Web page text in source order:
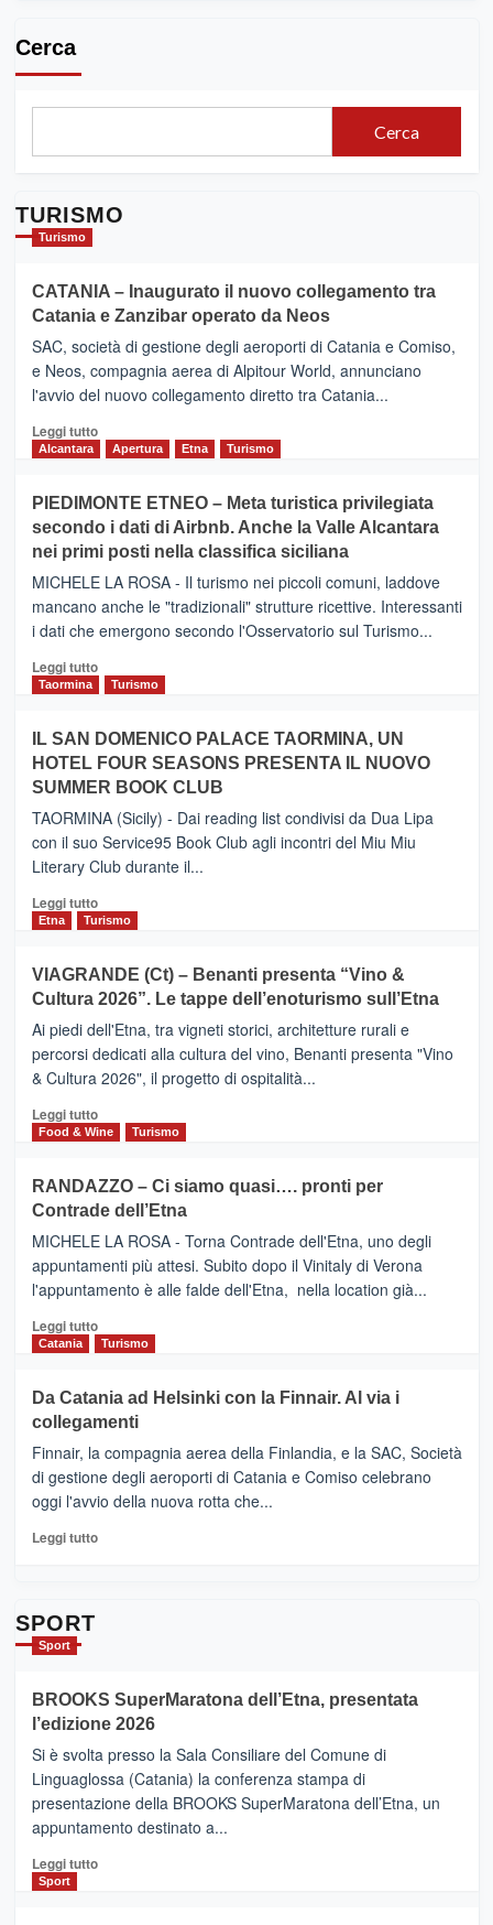
Cerca
Cerca
TURISMO
Turismo
CATANIA – Inaugurato il nuovo collegamento tra
Catania e Zanzibar operato da Neos
SAC, società di gestione degli aeroporti di Catania e Comiso,
e Neos, compagnia aerea di Alpitour World, annunciano
l'avvio del nuovo collegamento diretto tra Catania...
Leggi tuttoLeggi
CATANIA
–
Inaugurato
il
nuovo
collegamento
tra
e
Zanzibar
da
Neos
Alcantara Apertura Etna Turismo
PIEDIMONTE ETNEO – Meta turistica privilegiata
secondo i dati di Airbnb. Anche la Valle Alcantara
nei primi posti nella classifica siciliana
MICHELE LA ROSA - Il turismo nei piccoli comuni, laddove
mancano anche le "tradizionali" strutture ricettive. Interessanti
i dati che emergono secondo l'Osservatorio sul Turismo...
Leggi tuttoLeggi
PIEDIMONTE
ETNEO
–
Meta
turistica
privilegiata
secondo
dati
di
Anche
la
Alcantara
nei
primi
nella
classifica
Taormina Turismo
IL SAN DOMENICO PALACE TAORMINA, UN
HOTEL FOUR SEASONS PRESENTA IL NUOVO
SUMMER BOOK CLUB
TAORMINA (Sicily) - Dai reading list condivisi da Dua Lipa
con il suo Service95 Book Club agli incontri del Miu Miu
Literary Club durante il...
Leggi tuttoLeggi
di
IL
SAN
DOMENICO
PALACE
TAORMINA,
UN
HOTEL
FOUR
IL
NUOVO
SUMMER
CLUB
Etna Turismo
VIAGRANDE (Ct) – Benanti presenta “Vino &
Cultura 2026”. Le tappe dell’enoturismo sull’Etna
Ai piedi dell'Etna, tra vigneti storici, architetture rurali e
percorsi dedicati alla cultura del vino, Benanti presenta "Vino
& Cultura 2026", il progetto di ospitalità...
Leggi tuttoLeggi
di
VIAGRANDE
(Ct)
–
Benanti
presenta
“Vino
&
Cultura
tappe
dell’enoturismo
Food & Wine Turismo
RANDAZZO – Ci siamo quasi…. pronti per
Contrade dell’Etna
MICHELE LA ROSA - Torna Contrade dell'Etna, uno degli
appuntamenti più attesi. Subito dopo il Vinitaly di Verona
l'appuntamento è alle falde dell'Etna, nella location già...
Leggi tuttoLeggi
di
RANDAZZO
–
Ci
siamo
quasi….
pronti
per
Catania Turismo
Da Catania ad Helsinki con la Finnair. Al via i
collegamenti
Finnair, la compagnia aerea della Finlandia, e la SAC, Società
di gestione degli aeroporti di Catania e Comiso celebrano
oggi l'avvio della nuova rotta che...
Leggi tuttoLeggi
con
la
Al
via
i
collegamenti
SPORT
Sport
BROOKS SuperMaratona dell’Etna, presentata
l’edizione 2026
Si è svolta presso la Sala Consiliare del Comune di
Linguaglossa (Catania) la conferenza stampa di
presentazione della BROOKS SuperMaratona dell’Etna, un
appuntamento destinato a...
Leggi tuttoLeggi
Sport